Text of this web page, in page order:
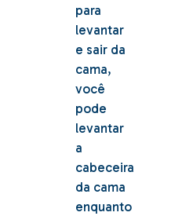
para
levantar
e sair da
cama,
você
pode
levantar
a
cabeceira
da cama
enquanto